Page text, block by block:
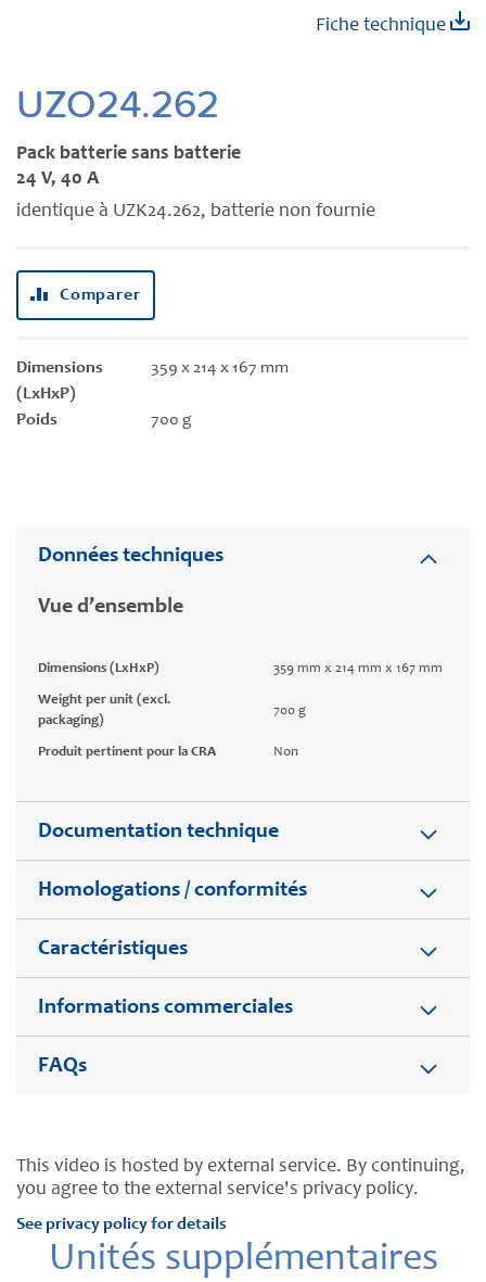
UZO24.262
Pack batterie sans batterie
24 V, 40 A
identique à UZK24.262, batterie non fournie
Fiche technique
Comparer
Dimensions
(LxHxP)
359 x 214 x 167 mm
Poids 700 g
beginning
of
gallery
Données techniques
Vue d’ensemble
Dimensions (LxHxP) 359 mm x 214 mm x 167 mm
Weight per unit (excl.
packaging)
700 g
Produit pertinent pour la CRA Non
Documentation technique
Homologations / conformités
Caractéristiques
Informations commerciales
FAQs
This video is hosted by external service. By continuing,
you agree to the external service's privacy policy.
See privacy policy for details
Unités supplémentaires